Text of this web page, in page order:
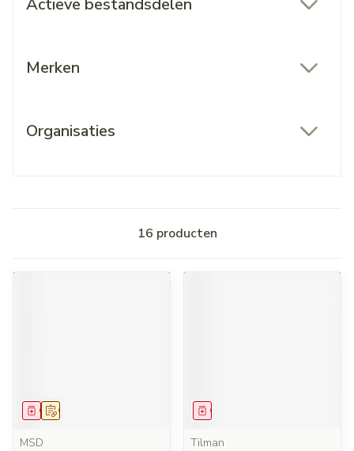
Actieve bestandsdelen
Merken
Organisaties
16 producten
Op voorschrift
Geneesmiddel
MSD
Geneesmiddel
Tilman